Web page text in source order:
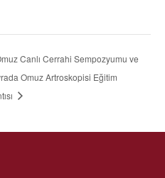
Canlı Cerrahi Sempozyumu ve
Omuz Artroskopisi Eğitim